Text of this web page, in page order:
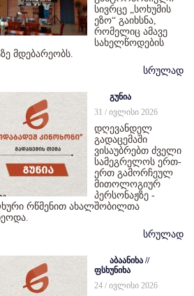
სივრცე „სოხუმის
ეზო“ გაიხსნა,
რომელიც ამავე
სახელწოდების
მდებარეობს.
სრულად
გუნია
31 / ივლისი 2026
დღევანდელ
გადაცემაში
ვისაუბრებთ ძველი
სამეგრელოს ერთ-
ერთ გამორჩეულ
მითოლოგიურ
პერსონაჟზე -
რწმენით ახალშობილთა
სრულად
აბაანიხა //
ფსხუნიხა
24 / ივლისი 2026